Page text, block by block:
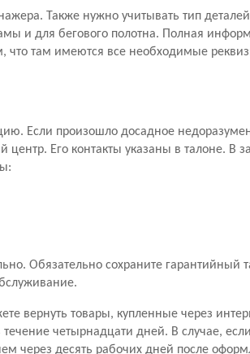
Также нужно учитывать тип
и для бегового полотна. Полная
что там имеются все необходимые
Если произошло досадное
Его контакты указаны в талоне. В
Обязательно сохраните гарантийный
вернуть товары, купленные через
четырнадцати дней. В случае,
через десять рабочих дней после